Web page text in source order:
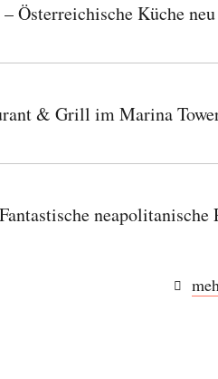
Österreichische Küche
& Grill im Marina